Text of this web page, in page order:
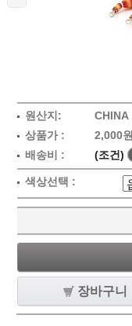
원산지:
CHINA
상품가 :
2,000원
배송비 :
(조건)
색상선택 :
장바구니